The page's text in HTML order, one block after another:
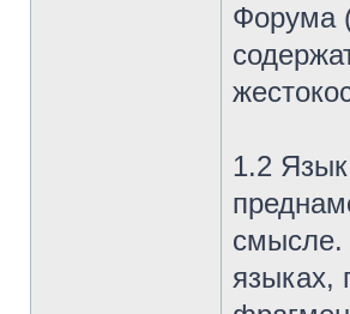
Форума
1.2
смысле.
языках,